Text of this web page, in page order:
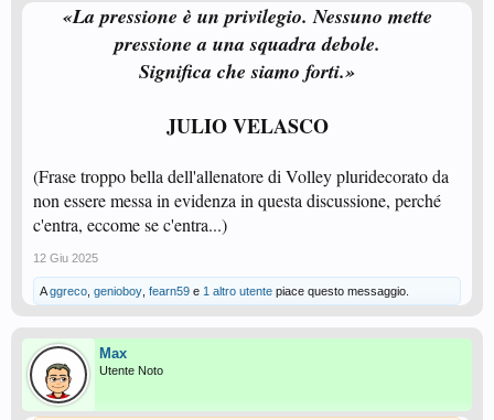
«La pressione è un privilegio. Nessuno mette
pressione a una squadra debole.
Significa che siamo forti.»
JULIO VELASCO
(Frase troppo bella dell'allenatore di Volley pluridecorato da
non essere messa in evidenza in questa discussione, perché
c'entra, eccome se c'entra...)
12 Giu 2025
Aggreco genioboy fearn59 e 1 altro utente piace questo messaggio.
Max
Utente Noto